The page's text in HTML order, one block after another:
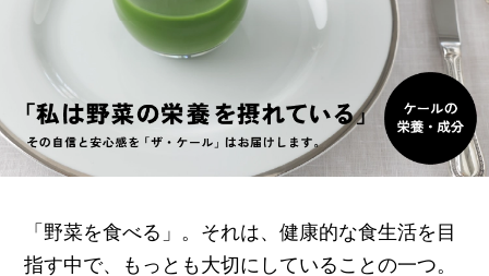
「野菜を食べる」。それは、健康的な食生活を目
指す中で、もっとも大切にしていることの一つ。